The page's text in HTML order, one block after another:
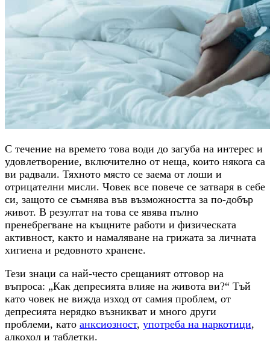
С течение на времето това води до загуба на интерес и
удовлетворение, включително от неща, които някога са
ви радвали. Тяхното място се заема от лоши и
отрицателни мисли. Човек все повече се затваря в себе
си, защото се съмнява във възможността за по-добър
живот. В резултат на това се явява пълно
пренебрегване на къщните работи и физическата
активност, както и намаляване на грижата за личната
хигиена и редовното хранене.
Тези знаци са най-често срещаният отговор на
въпроса: „Как депресията влияе на живота ви?“ Тъй
като човек не вижда изход от самия проблем, от
депресията нерядко възникват и много други
проблеми, като анксиозност, употреба на наркотици,
алкохол и таблетки.